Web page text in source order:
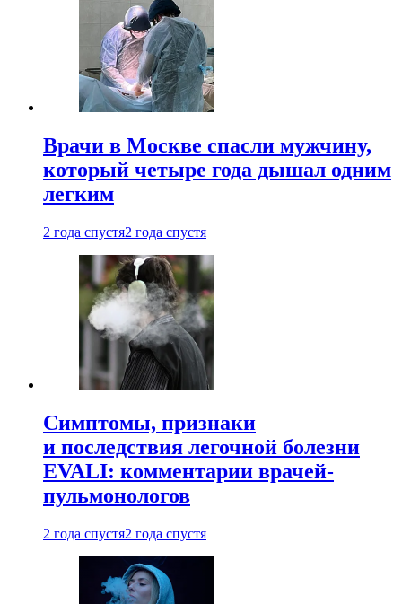
Врачи в Москве спасли мужчину,
который четыре года дышал одним
легким
2 года спустя2 года спустя
Симптомы, признаки
и последствия легочной болезни
EVALI: комментарии врачей-
пульмонологов
2 года спустя2 года спустя